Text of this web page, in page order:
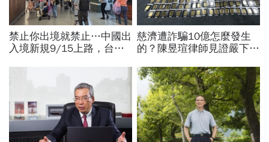
禁止你出境就禁止…中國出
入境新規9/15上路，台灣
慈濟遭詐騙10億怎麼發生
的？陳昱瑄律師見證嚴下跪
金，洗錢手法曝光…慈濟回
應了